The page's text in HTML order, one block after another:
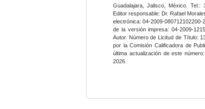
Guadalajara, Jalisco, México.
Editor responsable: Dr. Rafael
electrónica: 04-2009-
de la versión impresa: 04-2009-
Autor. Número de Licitud de Título:
por la Comisión Calificadora de
última actualización de este
2026.